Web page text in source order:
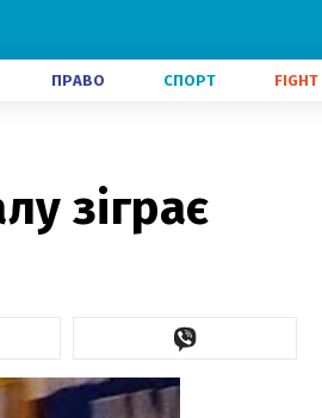
ПРАВО СПОРТ FIGHT
зіграє